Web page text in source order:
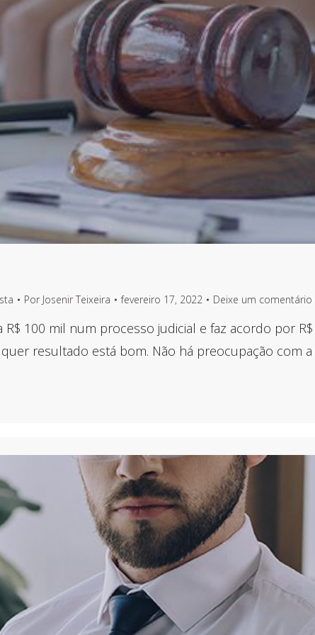
Por Josenir Teixeira fevereiro 17, 2022 Deixe um comentário
100 mil num processo judicial e faz acordo por
resultado está bom. Não há preocupação com